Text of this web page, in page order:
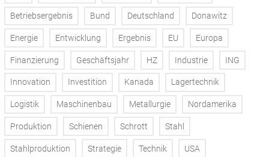
Betriebsergebnis Bund Deutschland Donawitz
Energie Entwicklung Ergebnis EU Europa
Finanzierung Geschäftsjahr HZ Industrie ING
Innovation Investition Kanada Lagertechnik
Logistik Maschinenbau Metallurgie Nordamerika
Produktion Schienen Schrott Stahl
Stahlproduktion Strategie Technik USA